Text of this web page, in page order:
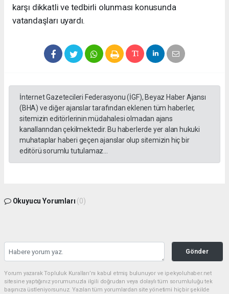
karşı dikkatli ve tedbirli olunması konusunda
vatandaşları uyardı.
İnternet Gazetecileri Federasyonu (İGF), Beyaz Haber Ajansı
(BHA) ve diğer ajanslar tarafından eklenen tüm haberler,
sitemizin editörlerinin müdahalesi olmadan ajans
kanallarından çekilmektedir. Bu haberlerde yer alan hukuki
muhataplar haberi geçen ajanslar olup sitemizin hiç bir
editörü sorumlu tutulamaz...
Okuyucu Yorumları (0)
Gönder
Yorum yazarak Topluluk Kuralları’nı kabul etmiş bulunuyor ve ipekyoluhaber.net
sitesine yaptığınız yorumunuzla ilgili doğrudan veya dolaylı tüm sorumluluğu tek
başınıza üstleniyorsunuz. Yazılan tüm yorumlardan site yönetimi hiçbir şekilde